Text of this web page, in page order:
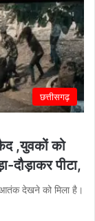
छत्तीसगढ़
,युवकों को
दौड़ाकर पीटा,
आतंक देखने को मिला है।